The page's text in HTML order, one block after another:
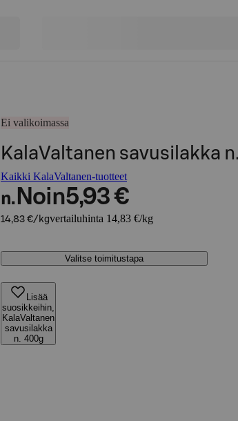
Ei valikoimassa
KalaValtanen savusilakka
Kaikki KalaValtanen-tuotteet
n. Noin5,93 €
14,83 €/kgvertailuhinta 14,83 €/kg
Valitse toimitustapa
Lisää
suosikkeihin,
KalaValtanen
savusilakka
n. 400g